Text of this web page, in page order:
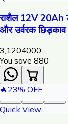
राशैल 12V 20Ah
और उर्वरक
3,1204000
You save ₹ 880
🔥 23% OFF
Quick View